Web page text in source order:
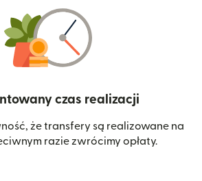
czas realizacji
że transfery są realizowane na
razie zwrócimy opłaty.